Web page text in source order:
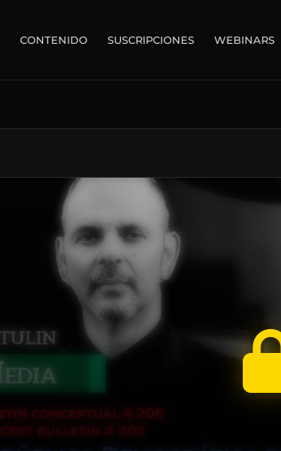
CONTENIDO SUSCRIPCIONES WEBINARS